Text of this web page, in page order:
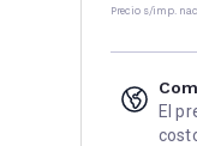
Precio s/imp. nac.
El